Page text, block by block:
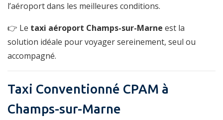
l’aéroport dans les meilleures conditions.
👉 Le taxi aéroport Champs-sur-Marne est la
solution idéale pour voyager sereinement, seul ou
accompagné.
Taxi Conventionné CPAM à
Champs-sur-Marne